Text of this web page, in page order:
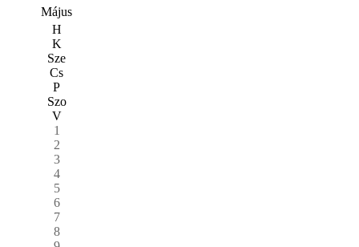
Május
H
K
Sze
Cs
P
Szo
V
1
2
3
4
5
6
7
8